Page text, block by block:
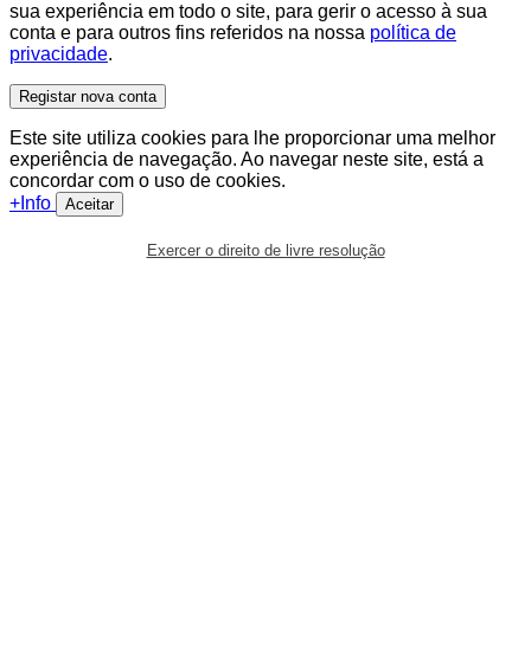
sua experiência em todo o site, para gerir o acesso à sua
conta e para outros fins referidos na nossa política de
privacidade.
Registar nova conta
Este site utiliza cookies para lhe proporcionar uma melhor
experiência de navegação. Ao navegar neste site, está a
concordar com o uso de cookies.
+Info
Aceitar
Exercer o direito de livre resolução